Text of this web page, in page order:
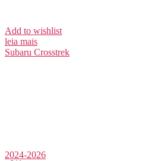
Add to wishlist
leia mais
Subaru Crosstrek
2024-2026